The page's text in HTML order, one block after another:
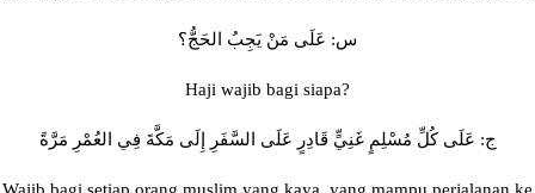
س: عَلَى مَنْ يَجِبُ الحَجُّ؟
Haji wajib bagi siapa?
ج: عَلَى كُلِّ مُسْلِمٍ غَنِيٍّ قَادِرٍ عَلَى السَّفَرِ إِلَى مَكَّةَ فِي العُمْرِ مَرَّةً